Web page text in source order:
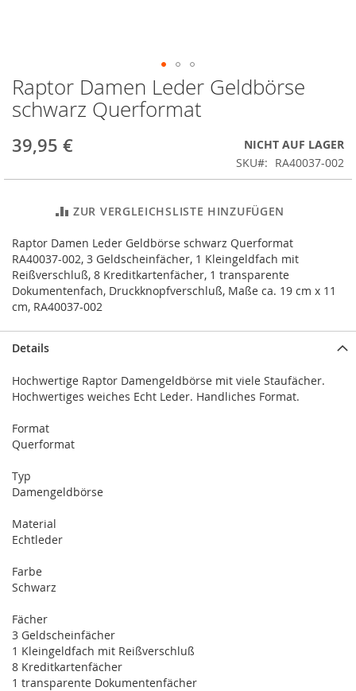
Zum
Anfang
der
springen
Raptor Damen Leder Geldbörse
schwarz Querformat
39,95 €
NICHT AUF LAGER
SKU
RA40037-002
ZUR VERGLEICHSLISTE HINZUFÜGEN
Raptor Damen Leder Geldbörse schwarz Querformat
RA40037-002, 3 Geldscheinfächer, 1 Kleingeldfach mit
Reißverschluß, 8 Kreditkartenfächer, 1 transparente
Dokumentenfach, Druckknopfverschluß, Maße ca. 19 cm x 11
cm, RA40037-002
Details
Hochwertige Raptor Damengeldbörse mit viele Staufächer.
Hochwertiges weiches Echt Leder. Handliches Format.
Format
Querformat
Typ
Damengeldbörse
Material
Echtleder
Farbe
Schwarz
Fächer
3 Geldscheinfächer
1 Kleingeldfach mit Reißverschluß
8 Kreditkartenfächer
1 transparente Dokumentenfächer